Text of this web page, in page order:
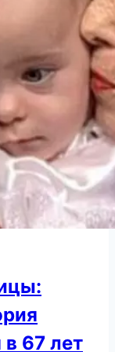
67 лет